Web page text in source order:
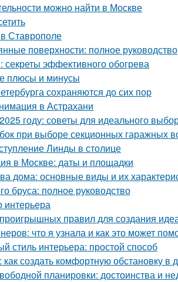
можно найти в Москве
Ставрополе
поверхности: полное руководство
эффективного обогрева
плюсы и минусы
сохраняются до сих пор
в Астрахани
году: советы для идеального
при выборе секционных гаражных
Линды в столице
в Москве: даты и площадки
дома: основные виды и их
бруса: полное руководство
интерьера
правил для создания
что я узнала и как это может
стиль интерьера: простой способ
создать комфортную обстановку в
планировки: достоинства и